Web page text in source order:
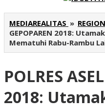
MEDIAREALITAS »
GEPOPAREN 2018:
Mematuhi Rabu-Rambu
POLRES
2018: